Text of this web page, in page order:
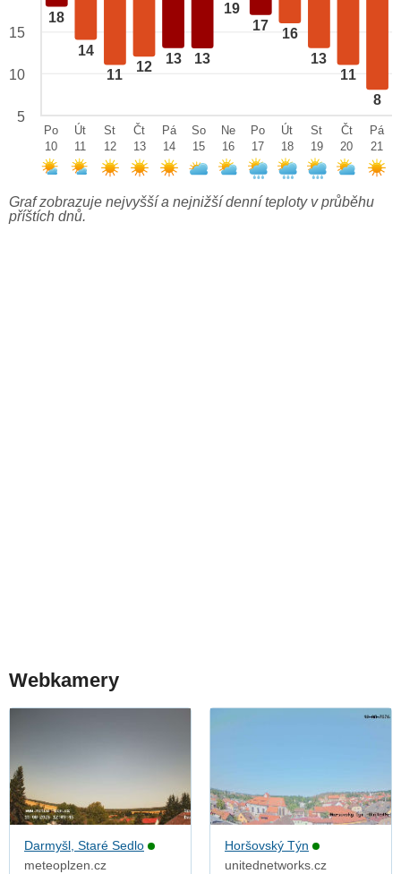
18
14
11
12
13 13
19
17
16
13
11
8
15
10
5
Po
10
Út
11
St
12
Čt
13
Pá
14
So
15
Ne
16
Po
17
Út
18
St
19
Čt
20
Pá
21
Graf zobrazuje nejvyšší a nejnižší denní teploty v průběhu
příštích dnů.
Webkamery
Darmyšl, Staré Sedlo
meteoplzen.cz
Horšovský Týn
unitednetworks.cz